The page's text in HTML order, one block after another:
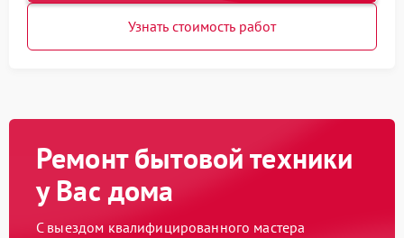
Узнать стоимость работ
Ремонт бытовой техники
у Вас дома
С выездом квалифицированного мастера